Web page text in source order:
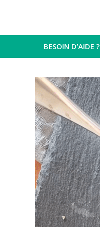
BESOIN D’AIDE ?